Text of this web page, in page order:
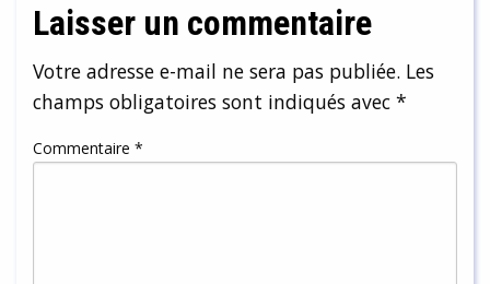
Laisser un commentaire
Votre adresse e-mail ne sera pas publiée. Les
champs obligatoires sont indiqués avec *
Commentaire *